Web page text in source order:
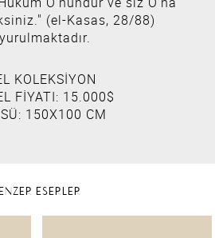
(el-Kasas, 28/88)
KOLEKSİYON
FİYATI: 15.000$
150X100 CM
ESERLER